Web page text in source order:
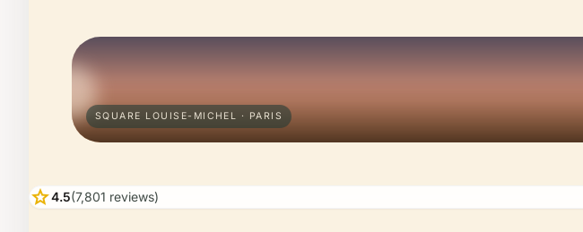
SQUARE LOUISE-MICHEL · PARIS
star4.5(7,801 reviews)